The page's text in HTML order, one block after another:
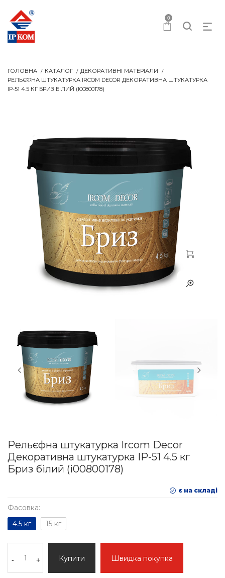
0
ГОЛОВНА КАТАЛОГ
ДЕКОРАТИВНІ МАТЕРІАЛИ
РЕЛЬЄФНА ШТУКАТУРКА IRCOM DECOR ДЕКОРАТИВНА ШТУКАТУРКА
IР-51 4.5 КГ БРИЗ БІЛИЙ (I00800178)
Рельєфна штукатурка Ircom Decor
Декоративна штукатурка IР-51 4.5 кг
Бриз білий (i00800178)
є на складі
Фасовка:
4.5 кг
15 кг
- + Купити Швидка покупка